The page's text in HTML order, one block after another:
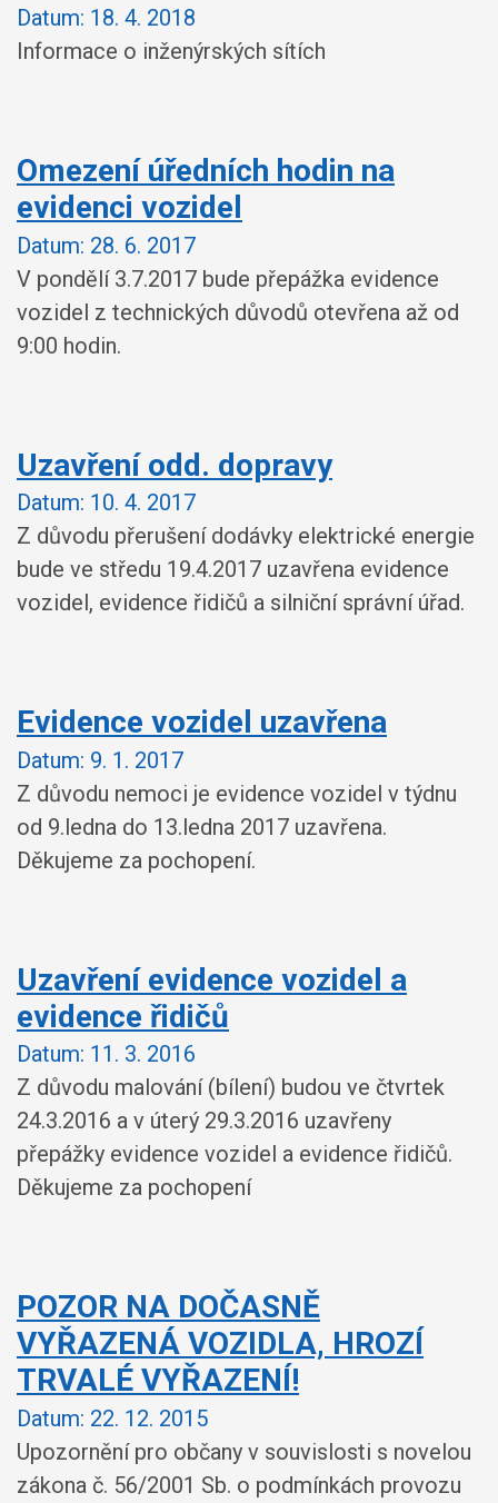
Datum: 18. 4. 2018
Informace o inženýrských sítích
Omezení úředních hodin na
evidenci vozidel
Datum: 28. 6. 2017
V pondělí 3.7.2017 bude přepážka evidence
vozidel z technických důvodů otevřena až od
9:00 hodin.
Uzavření odd. dopravy
Datum: 10. 4. 2017
Z důvodu přerušení dodávky elektrické energie
bude ve středu 19.4.2017 uzavřena evidence
vozidel, evidence řidičů a silniční správní úřad.
Evidence vozidel uzavřena
Datum: 9. 1. 2017
Z důvodu nemoci je evidence vozidel v týdnu
od 9.ledna do 13.ledna 2017 uzavřena.
Děkujeme za pochopení.
Uzavření evidence vozidel a
evidence řidičů
Datum: 11. 3. 2016
Z důvodu malování (bílení) budou ve čtvrtek
24.3.2016 a v úterý 29.3.2016 uzavřeny
přepážky evidence vozidel a evidence řidičů.
Děkujeme za pochopení
POZOR NA DOČASNĚ
VYŘAZENÁ VOZIDLA, HROZÍ
TRVALÉ VYŘAZENÍ!
Datum: 22. 12. 2015
Upozornění pro občany v souvislosti s novelou
zákona č. 56/2001 Sb. o podmínkách provozu